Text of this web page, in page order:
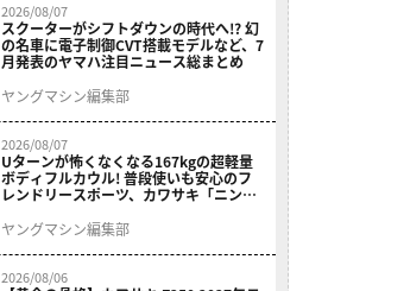
2026/08/07
スクーターがシフトダウンの時代へ!? 幻
の名車に電子制御CVT搭載モデルなど、7
月発表のヤマハ注目ニュース総まとめ
ヤングマシン編集部
2026/08/07
Uターンが怖くなくなる167kgの超軽量
ボディフルカウル! 普段使いも安心のフ
レンドリースポーツ、カワサキ「ニンジ
9/5発売
ヤングマシン編集部
2026/08/06